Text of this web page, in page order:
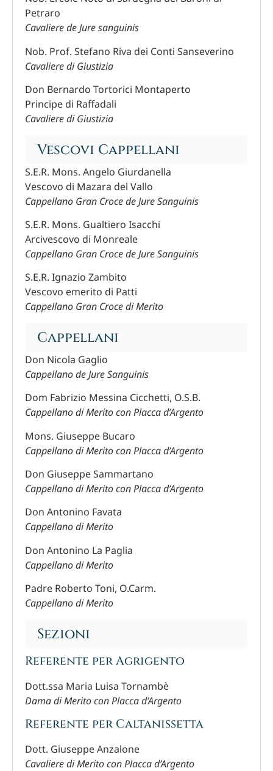
Petraro
Cavaliere de Jure sanguinis
Nob. Prof. Stefano Riva dei Conti Sanseverino
Cavaliere di Giustizia
Don Bernardo Tortorici Montaperto
Principe di Raffadali
Cavaliere di Giustizia
Vescovi Cappellani
S.E.R. Mons. Angelo Giurdanella
Vescovo di Mazara del Vallo
Cappellano Gran Croce de Jure Sanguinis
S.E.R. Mons. Gualtiero Isacchi
Arcivescovo di Monreale
Cappellano Gran Croce de Jure Sanguinis
S.E.R. Ignazio Zambito
Vescovo emerito di Patti
Cappellano Gran Croce di Merito
Cappellani
Don Nicola Gaglio
Cappellano de Jure Sanguinis
Dom Fabrizio Messina Cicchetti, O.S.B.
Cappellano di Merito con Placca d’Argento
Mons. Giuseppe Bucaro
Cappellano di Merito con Placca d’Argento
Don Giuseppe Sammartano
Cappellano di Merito con Placca d’Argento
Don Antonino Favata
Cappellano di Merito
Don Antonino La Paglia
Cappellano di Merito
Padre Roberto Toni, O.Carm.
Cappellano di Merito
Sezioni
Referente per Agrigento
Dott.ssa Maria Luisa Tornambè
Dama di Merito con Placca d’Argento
Referente per Caltanissetta
Dott. Giuseppe Anzalone
Cavaliere di Merito con Placca d’Argento